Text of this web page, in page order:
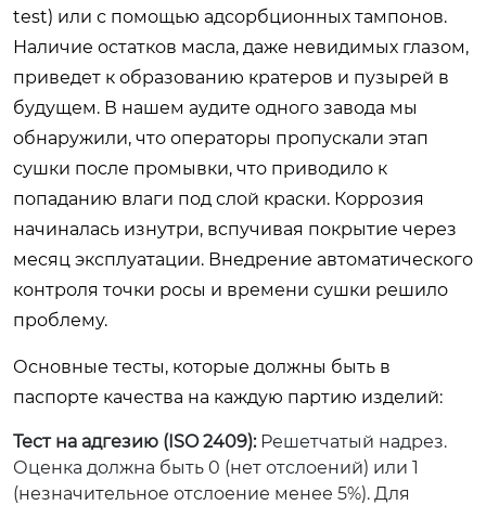
test) или с помощью адсорбционных тампонов.
Наличие остатков масла, даже невидимых глазом,
приведет к образованию кратеров и пузырей в
будущем. В нашем аудите одного завода мы
обнаружили, что операторы пропускали этап
сушки после промывки, что приводило к
попаданию влаги под слой краски. Коррозия
начиналась изнутри, вспучивая покрытие через
месяц эксплуатации. Внедрение автоматического
контроля точки росы и времени сушки решило
проблему.
Основные тесты, которые должны быть в
паспорте качества на каждую партию изделий:
Тест на адгезию (ISO 2409):Решетчатый надрез.
Оценка должна быть 0 (нет отслоений) или 1
(незначительное отслоение менее 5%). Для